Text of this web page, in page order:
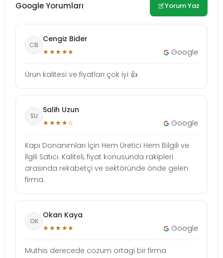
Google Yorumları Yorum Yaz
CB
Cengiz Bider
★★★★★ Google
Ürün kalitesi ve fiyatları çok iyi 👍
SU
Salih Uzun
★★★★☆ Google
Kapı Donanımları İçin Hem Üretici Hem Bilgili ve
İlgili Satıcı. Kaliteli, fiyat konusunda rakipleri
arasında rekabetçi ve sektöründe önde gelen
firma.
OK
Okan Kaya
★★★★★ Google
Muthis derecede cozum ortagi bir firma